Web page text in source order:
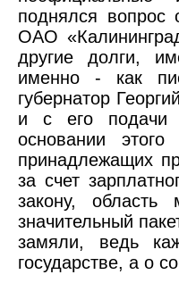
поднялся вопрос
ОАО
другие долги,
именно - как
губернатор
и с его подачи
основании этого
принадлежащих
за счет
закону,
значительный
замяли, ведь
государстве, а о